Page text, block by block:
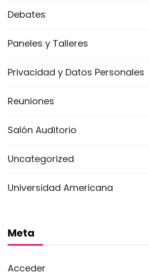
Debates
Paneles y Talleres
Privacidad y Datos Personales
Reuniones
Salón Auditorio
Uncategorized
Universidad Americana
Meta
Acceder